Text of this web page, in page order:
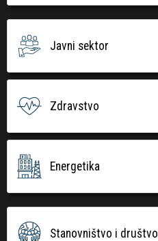
Javni sektor
Zdravstvo
Energetika
Stanovništvo i društvo